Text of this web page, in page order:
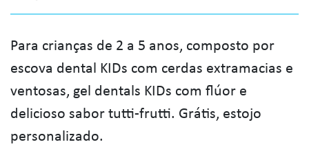
Para crianças de 2 a 5 anos, composto por
escova dental KIDs com cerdas extramacias e
ventosas, gel dentals KIDs com flúor e
delicioso sabor tutti-frutti. Grátis, estojo
personalizado.